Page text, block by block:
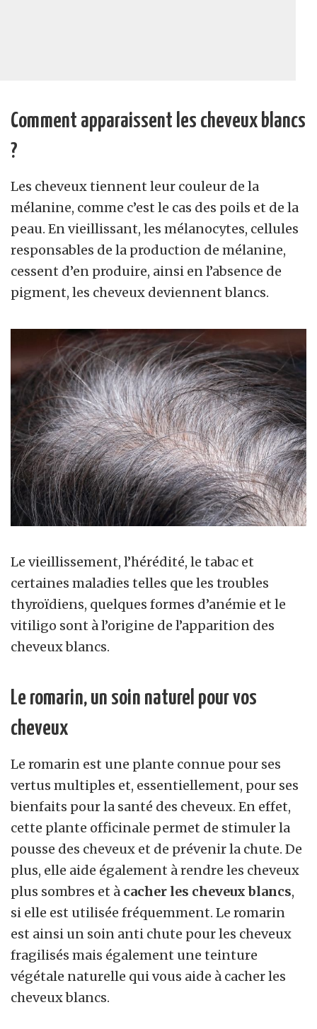
Comment apparaissent les cheveux blancs
?
Les cheveux tiennent leur couleur de la
mélanine, comme c’est le cas des poils et de la
peau. En vieillissant, les mélanocytes, cellules
responsables de la production de mélanine,
cessent d’en produire, ainsi en l’absence de
pigment, les cheveux deviennent blancs.
Le vieillissement, l’hérédité, le tabac et
certaines maladies telles que les troubles
thyroïdiens, quelques formes d’anémie et le
vitiligo sont à l’origine de l’apparition des
cheveux blancs.
Le romarin, un soin naturel pour vos
cheveux
Le romarin est une plante connue pour ses
vertus multiples et, essentiellement, pour ses
bienfaits pour la santé des cheveux. En effet,
cette plante officinale permet de stimuler la
pousse des cheveux et de prévenir la chute. De
plus, elle aide également à rendre les cheveux
plus sombres et à cacher les cheveux blancs,
si elle est utilisée fréquemment. Le romarin
est ainsi un soin anti chute pour les cheveux
fragilisés mais également une teinture
végétale naturelle qui vous aide à cacher les
cheveux blancs.